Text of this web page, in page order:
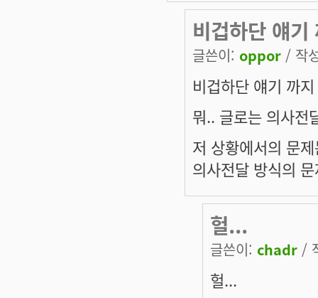
비겁하단 얘
글쓴이: oppor / 작
비겁하단 얘기 까
뭐.. 글로는 의사전
저 상황에서의 문
의사전달 방식의
헐...
글쓴이: chadr /
헐...